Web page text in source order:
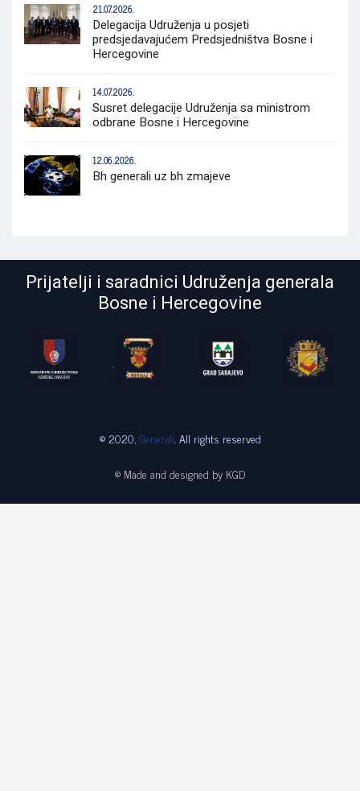
21.07.2026.
Delegacija Udruženja u posjeti
predsjedavajućem Predsjedništva Bosne i
Hercegovine
14.07.2026.
Susret delegacije Udruženja sa ministrom
odbrane Bosne i Hercegovine
12.06.2026.
Bh generali uz bh zmajeve
Prijatelji i saradnici Udruženja generala
Bosne i Hercegovine
© 2020,Generali. All rights reserved
© Made and designed by KGD